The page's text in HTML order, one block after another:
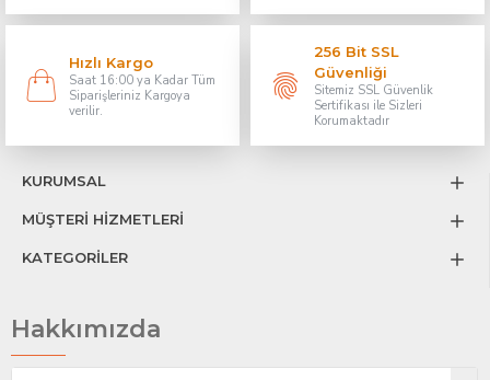
Hızlı Kargo
Saat 16:00 ya Kadar Tüm
Siparişleriniz Kargoya
verilir.
256 Bit SSL
Güvenliği
Sitemiz SSL Güvenlik
Sertifikası ile Sizleri
Korumaktadır
KURUMSAL
MÜŞTERİ HİZMETLERİ
KATEGORİLER
Hakkımızda